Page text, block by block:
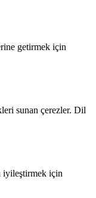
getirmek için
sunan çerezler. Dil
iyileştirmek için